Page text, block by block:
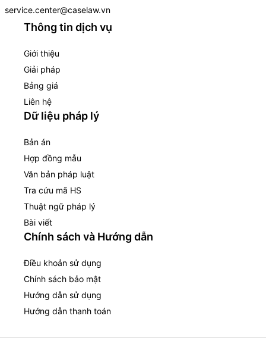
service.center@caselaw.vn
Thông tin dịch vụ
Giới thiệu
Giải pháp
Bảng giá
Liên hệ
Dữ liệu pháp lý
Bản án
Hợp đồng mẫu
Văn bản pháp luật
Tra cứu mã HS
Thuật ngữ pháp lý
Bài viết
Chính sách và Hướng dẫn
Điều khoản sử dụng
Chính sách bảo mật
Hướng dẫn sử dụng
Hướng dẫn thanh toán